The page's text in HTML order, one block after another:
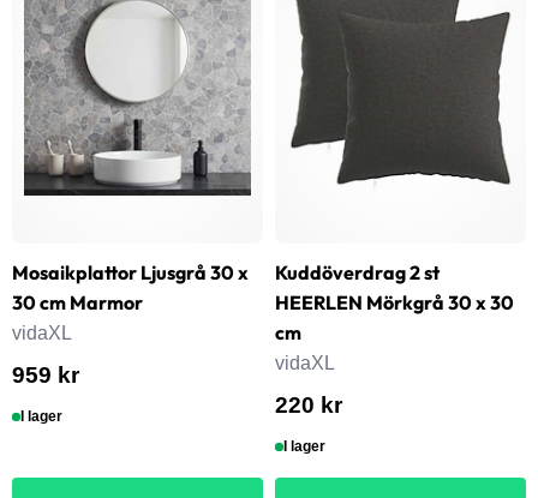
Mosaikplattor Ljusgrå 30 x
30 cm Marmor
vidaXL
959 kr
I lager
Kuddöverdrag 2 st
HEERLEN Mörkgrå 30 x 30
cm
vidaXL
220 kr
I lager